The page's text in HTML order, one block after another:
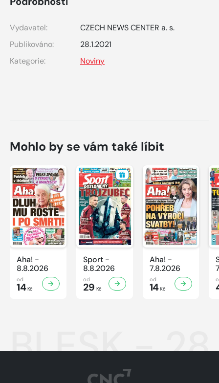
Vydavatel:
CZECH NEWS CENTER a. s.
Publikováno:
28.1.2021
Kategorie:
Noviny
Mohlo by se vám také líbit
Aha! -
8.8.2026
od
14Kč
Sport -
8.8.2026
od
29 Kč
Aha! -
7.8.2026
od
14Kč
BLESK -